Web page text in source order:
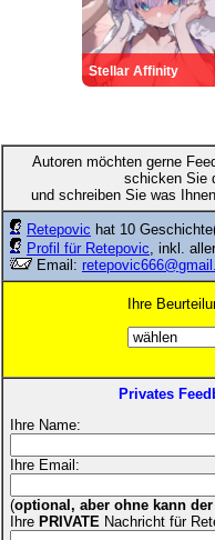
Stellar Affinity
Autoren möchten gerne
schicken Sie
und schreiben Sie was
Retepovic hat 10
Profil für Retepovic , inkl.
Email:
Ihre
Privates
Ihre Name:
Ihre Email:
(optional, aber ohne kann
Ihre PRIVATE Nachricht für